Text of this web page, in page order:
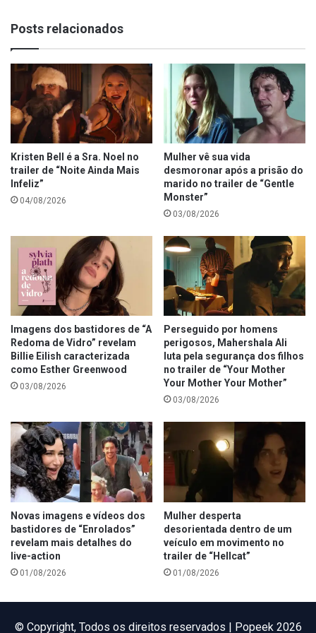
Posts relacionados
Kristen Bell é a Sra. Noel no
trailer de “Noite Ainda Mais
Infeliz”
04/08/2026
Mulher vê sua vida
desmoronar após a prisão do
marido no trailer de “Gentle
Monster”
03/08/2026
Imagens dos bastidores de “A
Redoma de Vidro” revelam
Billie Eilish caracterizada
como Esther Greenwood
03/08/2026
Perseguido por homens
perigosos, Mahershala Ali
luta pela segurança dos filhos
no trailer de “Your Mother
Your Mother Your Mother”
03/08/2026
Novas imagens e vídeos dos
bastidores de “Enrolados”
revelam mais detalhes do
live-action
01/08/2026
Mulher desperta
desorientada dentro de um
veículo em movimento no
trailer de “Hellcat”
01/08/2026
©️ Copyright, Todos os direitos reservados | Popeek 2026